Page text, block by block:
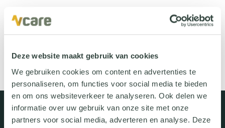
Deze website maakt gebruik van cookies
We gebruiken cookies om content en advertenties te
personaliseren, om functies voor social media te bieden
en om ons websiteverkeer te analyseren. Ook delen we
informatie over uw gebruik van onze site met onze
partners voor social media, adverteren en analyse. Deze
Deel dit bericht:
Uitgelichte oplossingen